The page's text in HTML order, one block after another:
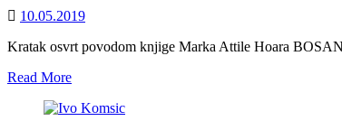
i
za
u
uniji
10.05.2019
Kratak osvrt povodom knjige Marka Attile Hoara
Read MoreRead
about